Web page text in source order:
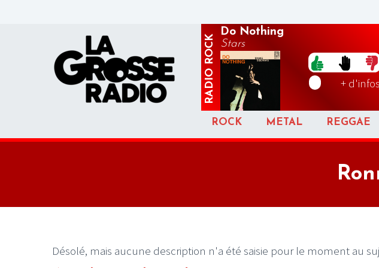
RADIO
ROCK
Do Nothing
Stars
+ d'infos
ROCK METAL REGGAE
Désolé, mais aucune description n'a été saisie pour le moment au